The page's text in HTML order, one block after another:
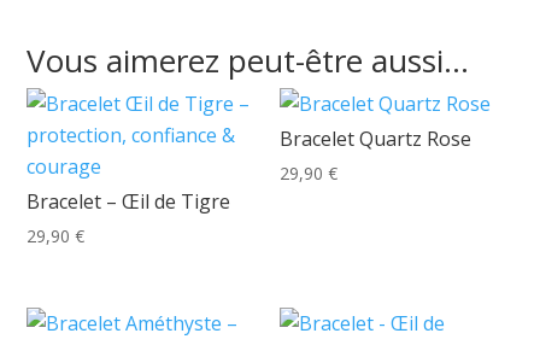
Vous aimerez peut-être aussi…
Bracelet – Œil de Tigre
29,90€
Bracelet Quartz Rose
29,90€